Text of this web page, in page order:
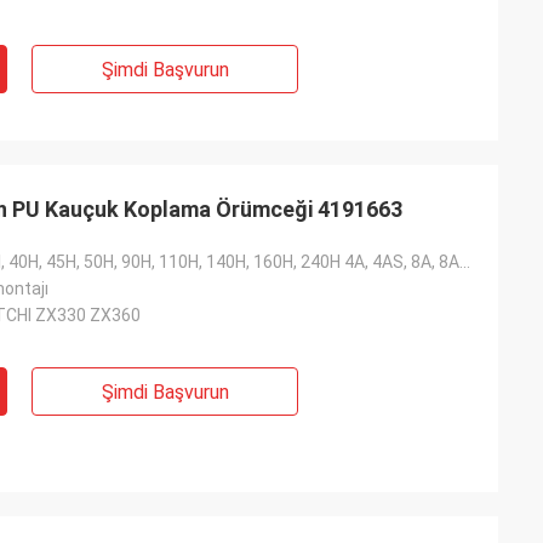
profesyonel
kaliteli,
olacak.
Şimdi Başvurun
PU Kauçuk Koplama Örümceği 4191663
ZX330 ZX360
Şimdi Başvurun